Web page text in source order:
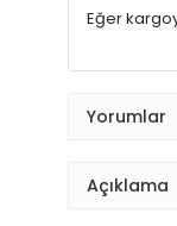
Eğer
Yorumlar
Açıklama